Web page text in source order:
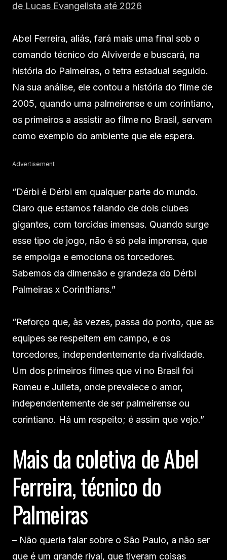
de Lucas Evangelista até 2026
Abel Ferreira, aliás, fará mais uma final sob o
comando técnico do Alviverde e buscará, na
história do Palmeiras, o tetra estadual seguido.
Na sua análise, ele contou a história do filme de
2005, quando uma palmeirense e um corintiano,
os primeiros a assistir ao filme no Brasil, servem
como exemplo do ambiente que ele espera.
Advertisement
“Dérbi é Dérbi em qualquer parte do mundo.
Claro que estamos falando de dois clubes
gigantes, com torcidas imensas. Quando surge
esse tipo de jogo, não é só pela imprensa, que
se empolga e emociona os torcedores.
Sabemos da dimensão e grandeza do Dérbi
Palmeiras x Corinthians.”
“Reforço que, às vezes, passa do ponto, que as
equipes se respeitem em campo, e os
torcedores, independentemente da rivalidade.
Um dos primeiros filmes que vi no Brasil foi
Romeu e Julieta, onde prevalece o amor,
independentemente de ser palmeirense ou
corintiano. Há um respeito; é assim que vejo.”
Mais da coletiva de Abel
Ferreira, técnico do
Palmeiras
– Não queria falar sobre o São Paulo, a não ser
que é um grande rival, que tiveram coisas